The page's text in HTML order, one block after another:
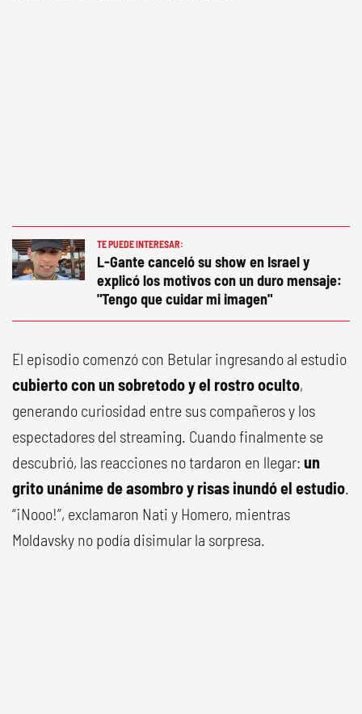
TE PUEDE INTERESAR:
L-Gante canceló su show en Israel y
explicó los motivos con un duro mensaje:
"Tengo que cuidar mi imagen"
El episodio comenzó con Betular ingresando al estudio
cubierto con un sobretodo y el rostro oculto,
generando curiosidad entre sus compañeros y los
espectadores del streaming. Cuando finalmente se
descubrió, las reacciones no tardaron en llegar: un
grito unánime de asombro y risas inundó el estudio.
“¡Nooo!”, exclamaron Nati y Homero, mientras
Moldavsky no podía disimular la sorpresa.